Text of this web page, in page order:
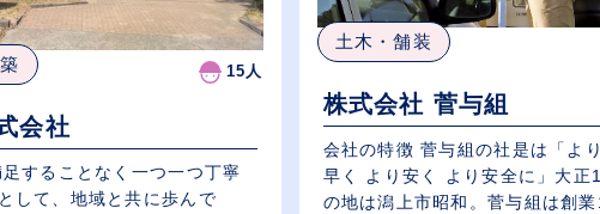
15人
会社
することなく一つ一つ丁寧
して、地域と共に歩んで
土木・舗装
株式会社 菅与組
会社の特徴 菅与組の社是は「よ
早く より安く より安全に」大正
の地は潟上市昭和。菅与組は創